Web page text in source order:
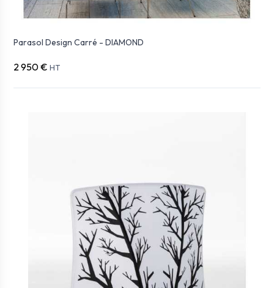
Parasol Design Carré - DIAMOND
2 950 € HT